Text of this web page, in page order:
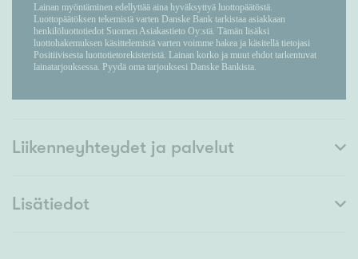
Liikenneyhteydet ja palvelut
Lisätiedot